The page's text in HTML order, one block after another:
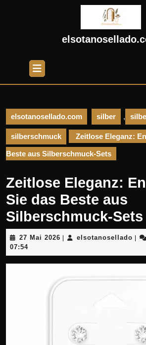
Open
Button
elsotanosellado.com silber ,
silberschmuck Zeitlose Eleganz:
Beste aus Silberschmuck-Sets
Zeitlose Eleganz:
Sie das Beste aus
Silberschmuck-Sets
27 Mai 2026 27
2026
| elsotanosellado |
07:54